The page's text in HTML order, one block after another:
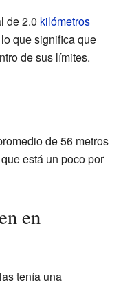
de 2.0 kilómetros
que significa que
de sus límites.
de 56 metros
está un poco por
en
tenía una